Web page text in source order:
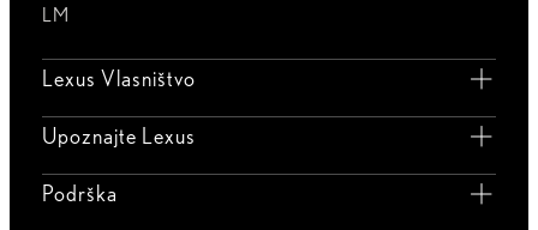
LM
Lexus Vlasništvo
Upoznajte Lexus
Podrška